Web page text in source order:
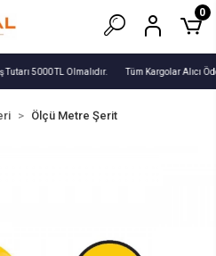
5000 TL Olmalıdır. Tüm Kargolar Alıcı
0
Ölçü Metre Şerit